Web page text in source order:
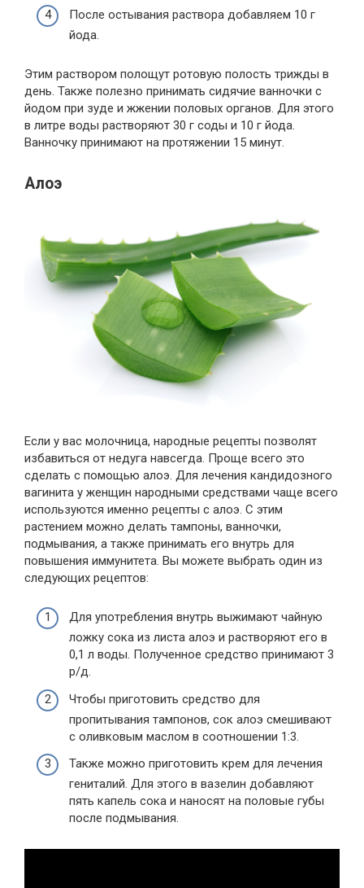
После остывания раствора добавляем 10 г
йода.
Этим раствором полощут ротовую полость трижды в
день. Также полезно принимать сидячие ванночки с
йодом при зуде и жжении половых органов. Для этого
в литре воды растворяют 30 г соды и 10 г йода.
Ванночку принимают на протяжении 15 минут.
Алоэ
Если у вас молочница, народные рецепты позволят
избавиться от недуга навсегда. Проще всего это
сделать с помощью алоэ. Для лечения кандидозного
вагинита у женщин народными средствами чаще всего
используются именно рецепты с алоэ. С этим
растением можно делать тампоны, ванночки,
подмывания, а также принимать его внутрь для
повышения иммунитета. Вы можете выбрать один из
следующих рецептов:
Для употребления внутрь выжимают чайную
ложку сока из листа алоэ и растворяют его в
0,1 л воды. Полученное средство принимают 3
р/д.
Чтобы приготовить средство для
пропитывания тампонов, сок алоэ смешивают
с оливковым маслом в соотношении 1:3.
Также можно приготовить крем для лечения
гениталий. Для этого в вазелин добавляют
пять капель сока и наносят на половые губы
после подмывания.